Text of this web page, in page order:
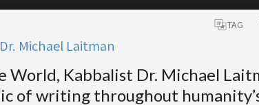
TAG
Michael Laitman
World, Kabbalist Dr. Michael
of writing throughout